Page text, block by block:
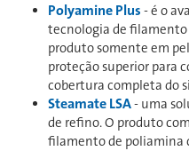
Polyamine Plus - é o
tecnologia de filamento
produto somente em
proteção superior para
cobertura completa do
Steamate LSA- uma
de refino. O produto
filamento de poliamina